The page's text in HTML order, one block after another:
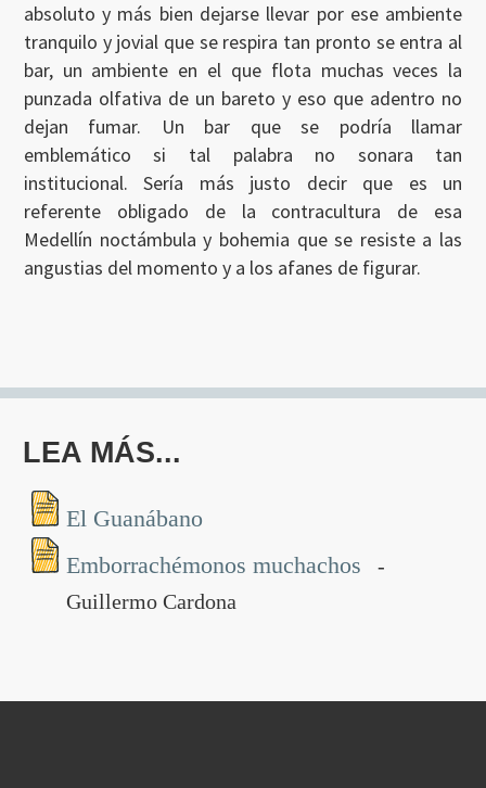
absoluto y más bien dejarse llevar por ese ambiente
tranquilo y jovial que se respira tan pronto se entra al
bar, un ambiente en el que flota muchas veces la
punzada olfativa de un bareto y eso que adentro no
dejan fumar. Un bar que se podría llamar
emblemático si tal palabra no sonara tan
institucional. Sería más justo decir que es un
referente obligado de la contracultura de esa
Medellín noctámbula y bohemia que se resiste a las
angustias del momento y a los afanes de figurar.
LEA MÁS...
El Guanábano
Emborrachémonos muchachos
-
Guillermo Cardona